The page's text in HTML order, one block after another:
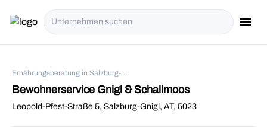
menu
Ernährungsberatung in Salzburg-Gnigl
Bewohnerservice Gnigl & Schallmoos
Leopold-Pfest-Straße 5, Salzburg-Gnigl, AT, 5023